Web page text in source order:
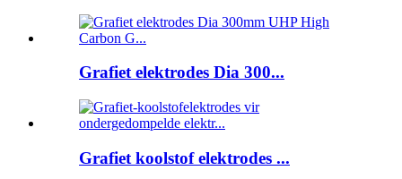
Grafiet elektrodes Dia 300...
Grafiet koolstof elektrodes ...